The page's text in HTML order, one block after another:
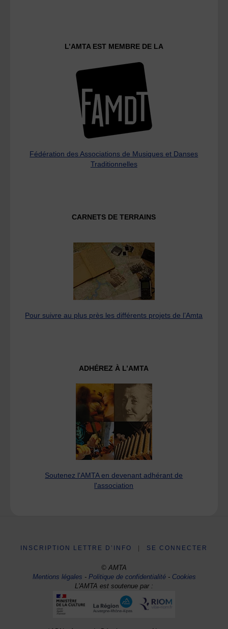
L’AMTA EST MEMBRE DE LA
Fédération des Associations de Musiques et Danses
Traditionnelles
CARNETS DE TERRAINS
Pour suivre au plus près les différents projets de l’Amta
ADHÉREZ À L’AMTA
Soutenez l'AMTA en devenant adhérant de
l'association
INSCRIPTION LETTRE D’INFO SE CONNECTER
© AMTA
Mentions légales -Politique de confidentialité- Cookies
L'AMTA est soutenue par :